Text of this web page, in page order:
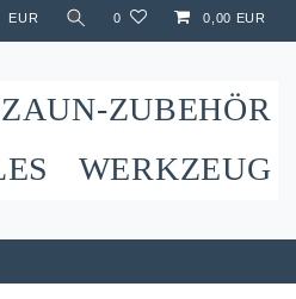
EUR 0 0,00 EUR
ZAUN-ZUBEHÖR
WERKZEUG